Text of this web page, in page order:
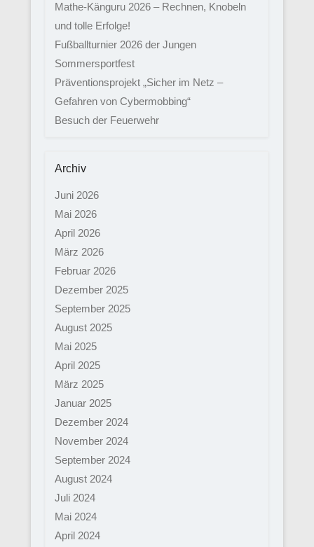
Mathe-Känguru 2026 – Rechnen, Knobeln
und tolle Erfolge!
Fußballturnier 2026 der Jungen
Sommersportfest
Präventionsprojekt „Sicher im Netz –
Gefahren von Cybermobbing“
Besuch der Feuerwehr
Archiv
Juni 2026
Mai 2026
April 2026
März 2026
Februar 2026
Dezember 2025
September 2025
August 2025
Mai 2025
April 2025
März 2025
Januar 2025
Dezember 2024
November 2024
September 2024
August 2024
Juli 2024
Mai 2024
April 2024